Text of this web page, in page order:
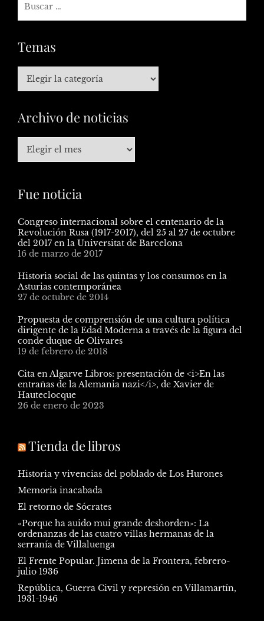
Temas
Archivo de noticias
Fue noticia
Congreso internacional sobre el centenario de la
Revolución Rusa (1917-2017), del 25 al 27 de octubre
del 2017 en la Universitat de Barcelona
16 de marzo de 2017
Historia social de las quintas y los consumos en la
Asturias contemporánea
27 de octubre de 2014
Propuesta de comprensión de una cultura política
dirigente de la Edad Moderna a través de la figura del
conde duque de Olivares
19 de febrero de 2018
Cita en Algarve Libros: presentación de <i>En las
entrañas de la Alemania nazi</i>, de Xavier de
Hauteclocque
26 de enero de 2023
Tienda de libros
Historia y vivencias del poblado de Los Hurones
Memoria inacabada
El retorno de Sócrates
«Porque ha auido mui grande deshorden»: La
ordenanzas de las cuatro villas hermanas de la
serranía de Villaluenga
El Frente Popular. Jimena de la Frontera, febrero-
julio 1936
República, Guerra Civil y represión en Villamartín,
1931-1946